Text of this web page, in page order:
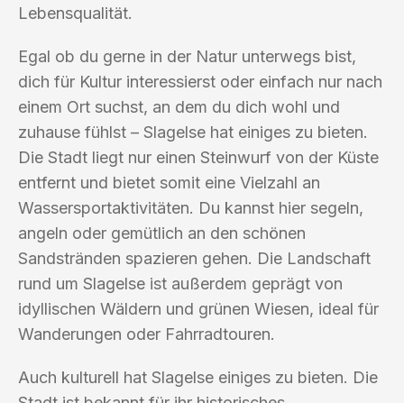
Lebensqualität.
Egal ob du gerne in der Natur unterwegs bist,
dich für Kultur interessierst oder einfach nur nach
einem Ort suchst, an dem du dich wohl und
zuhause fühlst – Slagelse hat einiges zu bieten.
Die Stadt liegt nur einen Steinwurf von der Küste
entfernt und bietet somit eine Vielzahl an
Wassersportaktivitäten. Du kannst hier segeln,
angeln oder gemütlich an den schönen
Sandstränden spazieren gehen. Die Landschaft
rund um Slagelse ist außerdem geprägt von
idyllischen Wäldern und grünen Wiesen, ideal für
Wanderungen oder Fahrradtouren.
Auch kulturell hat Slagelse einiges zu bieten. Die